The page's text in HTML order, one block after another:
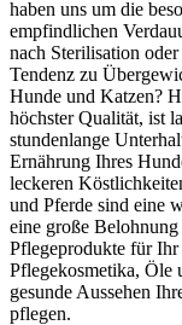
haben uns um die
empfindlichen
nach Sterilisation
Tendenz zu
Hunde und Katzen?
höchster Qualität, ist
stundenlange
Ernährung Ihres
leckeren
und Pferde sind eine
eine große
Pflegeprodukte für Ihr
Pflegekosmetika, Öle
gesunde Aussehen
pflegen.